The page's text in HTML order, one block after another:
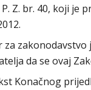
Z. br. 40, koji je
za
da se ovaj
Konačnog